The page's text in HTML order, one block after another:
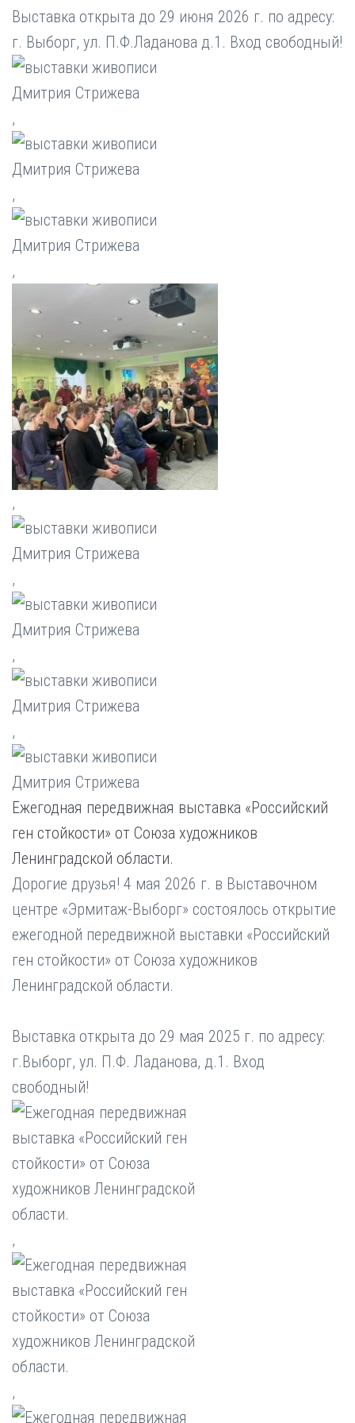
Выставка открыта до 29 июня 2026 г. по адресу:
г. Выборг, ул. П.Ф.Ладанова д.1. Вход свободный!
,
,
,
,
,
,
,
Ежегодная передвижная выставка «Российский
ген стойкости» от Союза художников
Ленинградской области.
Дорогие друзья! 4 мая 2026 г. в Выставочном
центре «Эрмитаж-Выборг» состоялось открытие
ежегодной передвижной выставки «Российский
ген стойкости» от Союза художников
Ленинградской области.
Выставка открыта до 29 мая 2025 г. по адресу:
г.Выборг, ул. П.Ф. Ладанова, д.1. Вход
свободный!
,
,